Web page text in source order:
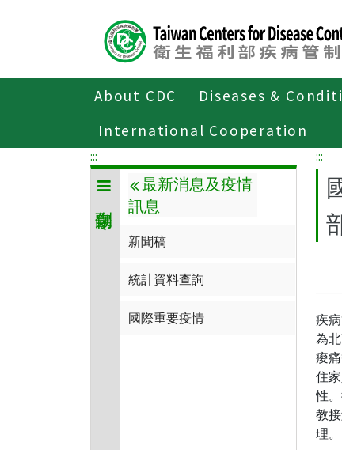
About CDC Diseases &
International Cooperation
傳染病與防疫專題
:::
最新消息及疫情
訊息
新聞稿
統計資料查詢
國際重要疫情
:::
疾
為
痠
住
性
教
理。